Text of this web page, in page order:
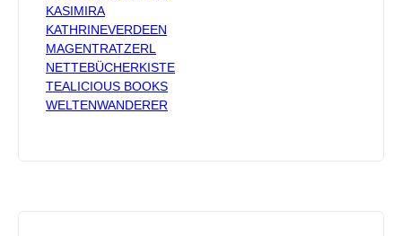
KASIMIRA
KATHRINEVERDEEN
MAGENTRATZERL
NETTEBÜCHERKISTE
TEALICIOUS BOOKS
WELTENWANDERER